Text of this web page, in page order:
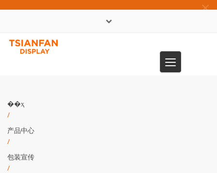
×
Toggle
navigation
��ҳ
/
产品中心
/
包装宣传
/